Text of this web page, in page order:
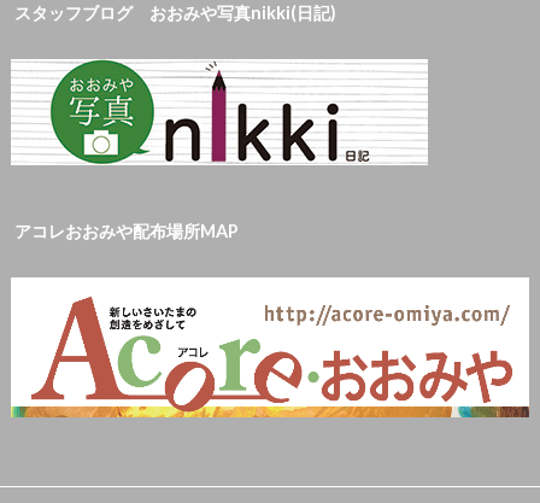
スタッフブログ おおみや写真nikki(日記)
アコレおおみや配布場所MAP